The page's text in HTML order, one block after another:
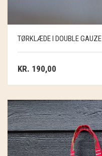
TØRKLÆDE I DOUBLE GAUZE
KR. 190,00